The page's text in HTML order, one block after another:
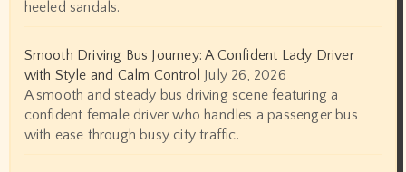
heeled sandals.
Smooth Driving Bus Journey: A Confident Lady Driver
with Style and Calm Control July 26, 2026
A smooth and steady bus driving scene featuring a
confident female driver who handles a passenger bus
with ease through busy city traffic.